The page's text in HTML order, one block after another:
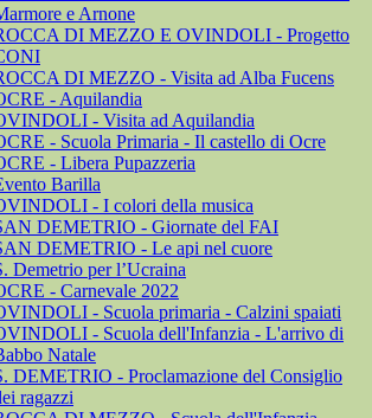
e Arnone
DI MEZZO E OVINDOLI - Progetto
DI MEZZO - Visita ad Alba Fucens
- Aquilandia
- Visita ad Aquilandia
- Scuola Primaria - Il castello di Ocre
- Libera Pupazzeria
Barilla
- I colori della musica
DEMETRIO - Giornate del FAI
DEMETRIO - Le api nel cuore
Demetrio per l’Ucraina
- Carnevale 2022
- Scuola primaria - Calzini spaiati
- Scuola dell'Infanzia - L'arrivo di
Natale
DEMETRIO - Proclamazione del Consiglio
ragazzi